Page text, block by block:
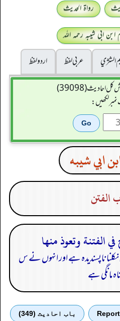
رواۃ الحدیث
ابی شیبہ رحمہ اللہ
الشژي عربی لفظ
اردو لفظ
احادیث (39098)
لکھیں:
ابي شيبه
الفتن
ناپسندیدہ ہے اور انہوں نے س
مانگی ہے
باب احادیث (349)